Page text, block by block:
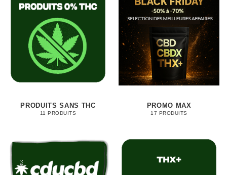
PRODUITS SANS THC
11 PRODUITS
PROMO MAX
17 PRODUITS